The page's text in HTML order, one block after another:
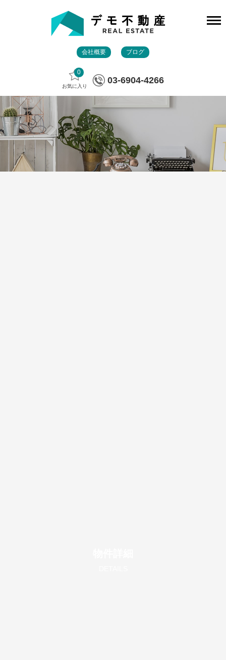
会社概要 ブログ
0
お気に入り
03-6904-4266